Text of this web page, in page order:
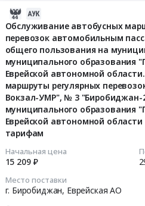
Обслуживание автобусных
перевозок автомобильным
общего пользования на
муниципального образования
Еврейской автономной
маршруты регулярных
Вокзал-УМР", № 3 "Биробиджан-
муниципального образования
Еврейской автономной
тарифам
Начальная цена
15 209 ₽
Место поставки
г. Биробиджан, Еврейская АО